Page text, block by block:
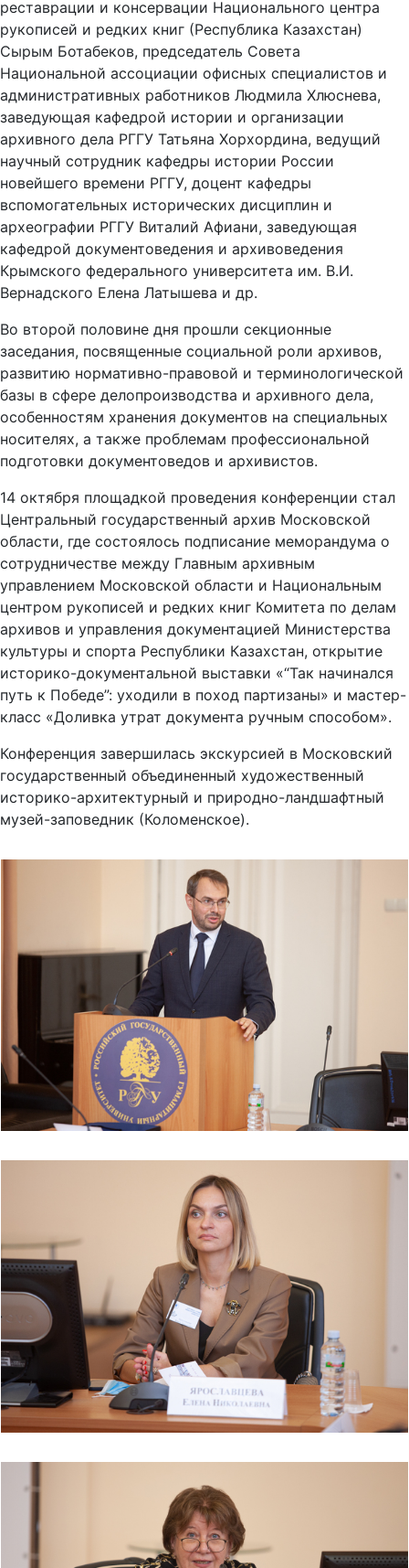
реставрации и консервации Национального центра
рукописей и редких книг (Республика Казахстан)
Сырым Ботабеков, председатель Совета
Национальной ассоциации офисных специалистов и
административных работников Людмила Хлюснева,
заведующая кафедрой истории и организации
архивного дела РГГУ Татьяна Хорхордина, ведущий
научный сотрудник кафедры истории России
новейшего времени РГГУ, доцент кафедры
вспомогательных исторических дисциплин и
археографии РГГУ Виталий Афиани, заведующая
кафедрой документоведения и архивоведения
Крымского федерального университета им. В.И.
Вернадского Елена Латышева и др.
Во второй половине дня прошли секционные
заседания, посвященные социальной роли архивов,
развитию нормативно-правовой и терминологической
базы в сфере делопроизводства и архивного дела,
особенностям хранения документов на специальных
носителях, а также проблемам профессиональной
подготовки документоведов и архивистов.
14 октября площадкой проведения конференции стал
Центральный государственный архив Московской
области, где состоялось подписание меморандума о
сотрудничестве между Главным архивным
управлением Московской области и Национальным
центром рукописей и редких книг Комитета по делам
архивов и управления документацией Министерства
культуры и спорта Республики Казахстан, открытие
историко-документальной выставки «“Так начинался
путь к Победе”: уходили в поход партизаны» и мастер-
класс «Доливка утрат документа ручным способом».
Конференция завершилась экскурсией в Московский
государственный объединенный художественный
историко-архитектурный и природно-ландшафтный
музей-заповедник (Коломенское).